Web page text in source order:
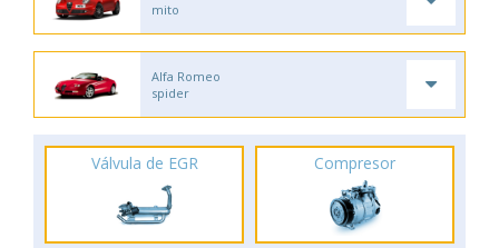
mito
Alfa Romeo
spider
Válvula de EGR Compresor